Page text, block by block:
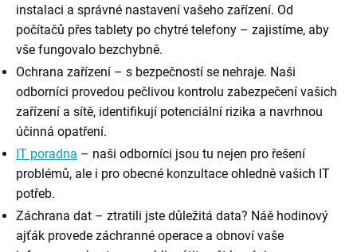
instalaci a správné nastavení vašeho zařízení. Od
počítačů přes tablety po chytré telefony – zajistíme, aby
vše fungovalo bezchybně.
Ochrana zařízení – s bezpečností se nehraje. Naši
odborníci provedou pečlivou kontrolu zabezpečení vašich
zařízení a sítě, identifikují potenciální rizika a navrhnou
účinná opatření.
IT poradna – naši odborníci jsou tu nejen pro řešení
problémů, ale i pro obecné konzultace ohledně vašich IT
potřeb.
Záchrana dat – ztratili jste důležitá data? Náě hodinový
ajťák provede záchranné operace a obnoví vaše